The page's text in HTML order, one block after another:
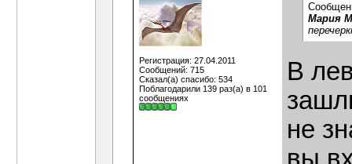
Регистрация: 27.04.2011
Сообщений: 715
Сказал(а) спасибо: 534
Поблагодарили 139 раз(а) в 101
сообщениях
Мария
В
не